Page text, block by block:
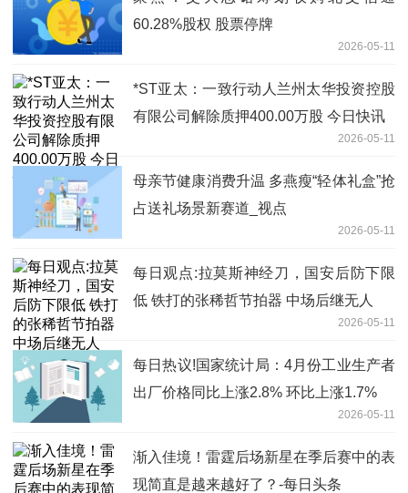
60.28%股权 股票停牌
2026-05-11
*ST亚太：一致行动人兰州太华投资控股
有限公司解除质押400.00万股 今日快讯
2026-05-11
母亲节健康消费升温 多燕瘦“轻体礼盒”抢
占送礼场景新赛道_视点
2026-05-11
每日观点:拉莫斯神经刀，国安后防下限
低 铁打的张稀哲节拍器 中场后继无人
2026-05-11
每日热议!国家统计局：4月份工业生产者
出厂价格同比上涨2.8% 环比上涨1.7%
2026-05-11
渐入佳境！雷霆后场新星在季后赛中的表
现简直是越来越好了？-每日头条